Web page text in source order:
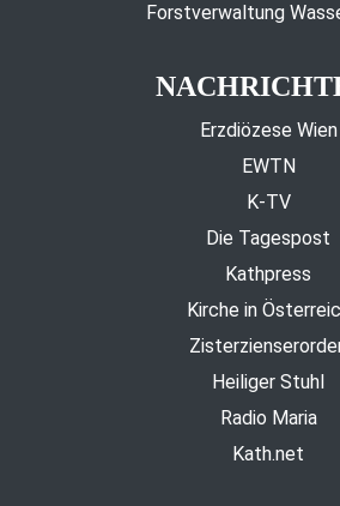
Forstverwaltung
Erzdiözese Wien
EWTN
K-TV
Die Tagespost
Kathpress
Kirche in
Heiliger Stuhl
Radio Maria
Kath.net